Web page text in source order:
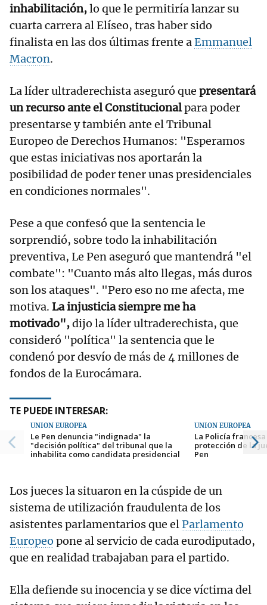
inhabilitación,lo que le permitiría lanzar su
cuarta carrera al Elíseo, tras haber sido
finalista en las dos últimas frente aEmmanuel
Macron.
La líder ultraderechista aseguró que presentará
un recurso ante el Constitucionalpara poder
presentarse y también ante el Tribunal
Europeo de Derechos Humanos: "Esperamos
que estas iniciativas nos aportarán la
posibilidad de poder tener unas presidenciales
en condiciones normales".
Pese a que confesó que la sentencia le
sorprendió, sobre todo la inhabilitación
preventiva, Le Pen aseguró que mantendrá "el
combate": "Cuanto más alto llegas, más duros
son los ataques". "Pero eso no me afecta, me
motiva. La injusticia siempre me ha
motivado",dijo la líder ultraderechista, que
consideró "política" la sentencia que le
condenó por desvío de más de 4 millones de
fondos de la Eurocámara.
TE PUEDE INTERESAR:
UNIÓN EUROPEA
Le Pen denuncia "indignada" la
"decisión política" del tribunal que la
inhabilita como candidata presidencial
UNIÓN EUROPEA
La Policía
protección de la
Pen
Los jueces la situaron en la cúspide de un
sistema de utilización fraudulenta de los
asistentes parlamentarios que elParlamento
Europeo pone al servicio de cada eurodiputado,
que en realidad trabajaban para el partido.
Ella defiende su inocencia y se dice víctima del